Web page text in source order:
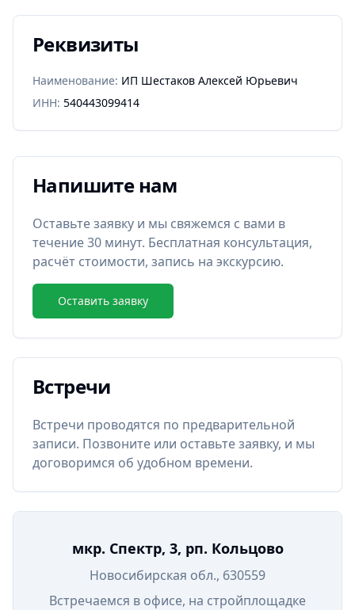
Реквизиты
Наименование: ИП Шестаков Алексей Юрьевич
ИНН: 540443099414
Напишите нам
Оставьте заявку и мы свяжемся с вами в
течение 30 минут. Бесплатная консультация,
расчёт стоимости, запись на экскурсию.
Оставить заявку
Встречи
Встречи проводятся по предварительной
записи. Позвоните или оставьте заявку, и мы
договоримся об удобном времени.
мкр. Спектр, 3, рп. Кольцово
Новосибирская обл., 630559
Встречаемся в офисе, на стройплощадке